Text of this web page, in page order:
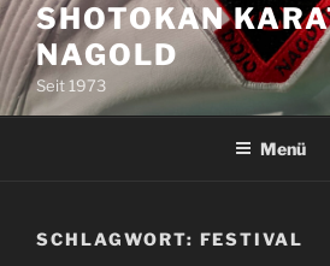
SHOTOKAN
NAGOLD
Seit 1973
Menü
SCHLAGWORT: FESTIVAL